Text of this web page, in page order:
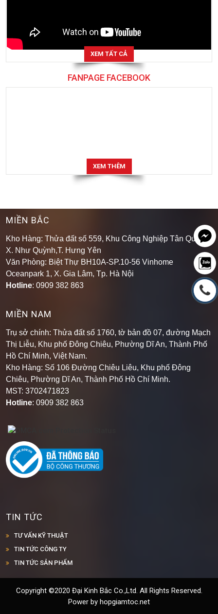
XEM TẤT CẢ
FANPAGE FACEBOOK
XEM THÊM
MIỀN BẮC
Kho Hàng: Thửa đất số 559, Khu Công Nghiệp Tân Quang,
X. Như Quỳnh,T. Hưng Yên
Văn Phòng: Biệt Thự BH10A-SP.10-56 Vinhome
Oceanpark 1, X. Gia Lâm, Tp. Hà Nội
Hotline: 0909 382 863
MIỀN NAM
Trụ sở chính: Thửa đất số 1760, tờ bản đồ 07, đường Mạch
Thị Liễu, Khu phố Đông Chiêu, Phường Dĩ An, Thành Phố
Hồ Chí Minh, Việt Nam.
Kho Hàng: Số 106 Đường Chiêu Liêu, Khu phố Đông
Chiêu, Phường Dĩ An, Thành Phố Hồ Chí Minh.
MST: 3702471823
Hotline: 0909 382 863
TIN TỨC
TƯ VẤN KỸ THUẬT
TIN TỨC CÔNG TY
TIN TỨC SẢN PHẨM
Copyright ©2020 Đại Kinh Bắc Co.,Ltd. All Rights Reserved.
Power by hopgiamtoc.net